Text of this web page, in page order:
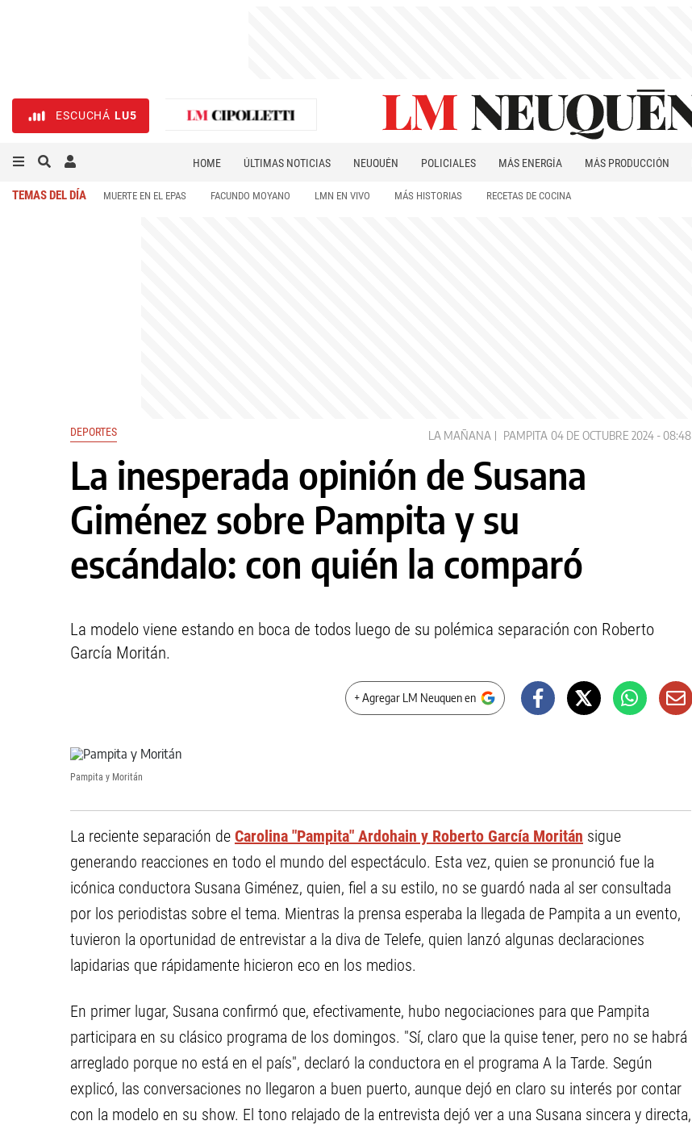
ESCUCHÁ LU5
HOME ÚLTIMAS NOTICIAS NEUQUÉN POLICIALES MÁS ENERGÍA MÁS PRODUCCIÓN
TEMAS DEL DÍA MUERTE EN EL EPAS FACUNDO MOYANO LMN EN VIVO MÁS HISTORIAS RECETAS DE COCINA
DEPORTES LA MAÑANA PAMPITA 04 DE OCTUBRE 2024 - 08:48
La inesperada opinión de Susana
Giménez sobre Pampita y su
escándalo: con quién la comparó
La modelo viene estando en boca de todos luego de su polémica separación con Roberto
García Moritán.
+ Agregar LM Neuquen en
Pampita y Moritán
La reciente separación de Carolina "Pampita" Ardohain y Roberto García Moritán sigue
generando reacciones en todo el mundo del espectáculo. Esta vez, quien se pronunció fue la
icónica conductora Susana Giménez, quien, fiel a su estilo, no se guardó nada al ser consultada
por los periodistas sobre el tema. Mientras la prensa esperaba la llegada de Pampita a un evento,
tuvieron la oportunidad de entrevistar a la diva de Telefe, quien lanzó algunas declaraciones
lapidarias que rápidamente hicieron eco en los medios.
En primer lugar, Susana confirmó que, efectivamente, hubo negociaciones para que Pampita
participara en su clásico programa de los domingos. "Sí, claro que la quise tener, pero no se habrá
arreglado porque no está en el país", declaró la conductora en el programa A la Tarde. Según
explicó, las conversaciones no llegaron a buen puerto, aunque dejó en claro su interés por contar
con la modelo en su show. El tono relajado de la entrevista dejó ver a una Susana sincera y directa,